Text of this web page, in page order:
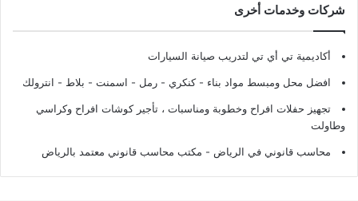
شركات وخدمات أخرى
أكاديمية تي أي تي لتدريب صيانة السيارات
افضل محل ومبسط مواد بناء - كنكري - رمل - اسمنت - بلاط - انترولك
تجهيز حفلات افراح وخطوبة ومناسبات ، تأجير كوشات افراح وكراسي
وطاولت
محاسب قانوني في الرياض - مكتب محاسب قانوني معتمد بالرياض